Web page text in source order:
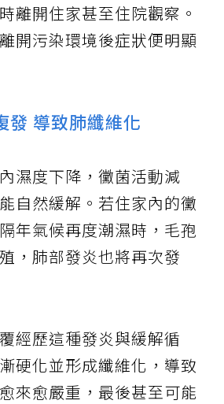
離開住家甚至住院觀察。
開污染環境後症狀便明顯
發 導致肺纖維化
濕度下降，黴菌活動減
自然緩解。若住家內的黴
年氣候再度潮濕時，毛孢
，肺部發炎也將再次發
經歷這種發炎與緩解循
硬化並形成纖維化，導致
來愈嚴重，最後甚至可能